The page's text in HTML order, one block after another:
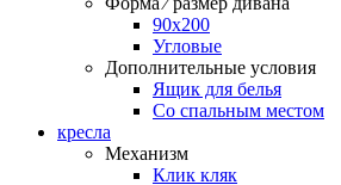
90х200
Угловые
Дополнительные условия
Ящик для белья
Со спальным местом
кресла
Механизм
Клик кляк